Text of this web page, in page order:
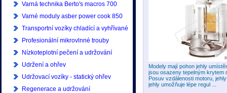
Varná technika Berto's macros 700
Varné moduly asber power cook 850
Transportní vozíky chladící a vyhřívané
Profesionální mikrovlnné trouby
Samsung
Nízkoteplotní pečení a udržování
Udržení a ohřev
Udržovací vozíky - statický ohřev
Regenerace a udržování
Modely mají pohon jehly
jsou osazeny tepelným krytem
Posuv vzdálenosti motoru,
jehly umožňuje lépe regul ...